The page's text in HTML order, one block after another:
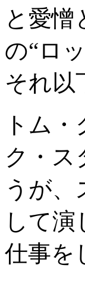
と愛憎
の“ロ
それ以
トム
ク・ス
うが
して
仕事を